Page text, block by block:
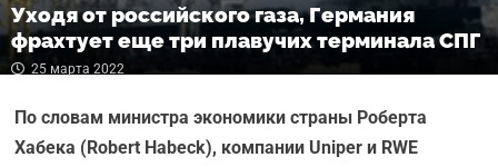
Уходя от российского газа, Германия
фрахтует еще три плавучих терминала СПГ
25 марта 2022
По словам министра экономики страны Роберта
Хабека (Robert Habeck), компании Uniper и RWE